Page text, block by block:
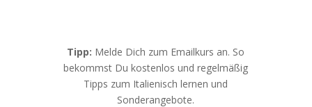
Tipp: Melde Dich zum Emailkurs an. So
bekommst Du kostenlos und regelmäßig
Tipps zum Italienisch lernen und
Sonderangebote.